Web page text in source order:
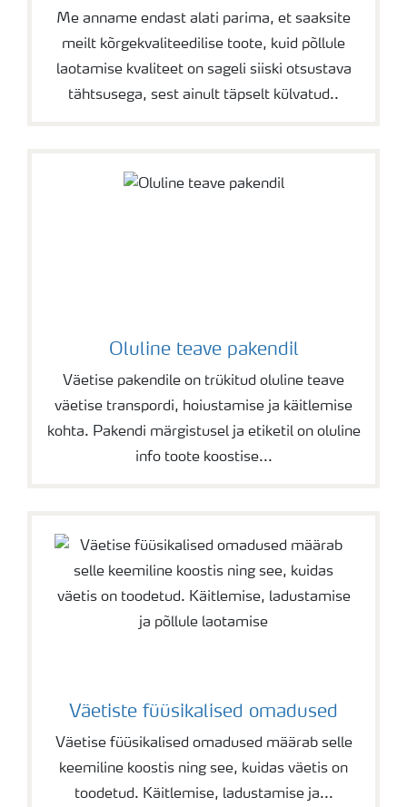
Me anname endast alati parima, et saaksite
meilt kõrgekvaliteedilise toote, kuid põllule
laotamise kvaliteet on sageli siiski otsustava
tähtsusega, sest ainult täpselt külvatud..
Oluline teave pakendil
Väetise pakendile on trükitud oluline teave
väetise transpordi, hoiustamise ja käitlemise
kohta. Pakendi märgistusel ja etiketil on oluline
info toote koostise...
Väetiste füüsikalised omadused
Väetise füüsikalised omadused määrab selle
keemiline koostis ning see, kuidas väetis on
toodetud. Käitlemise, ladustamise ja...